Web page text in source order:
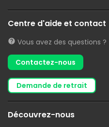
Centre d'aide et contact
Vous avez des questions ?
Contactez-nous
demande de retrait
Découvrez-nous